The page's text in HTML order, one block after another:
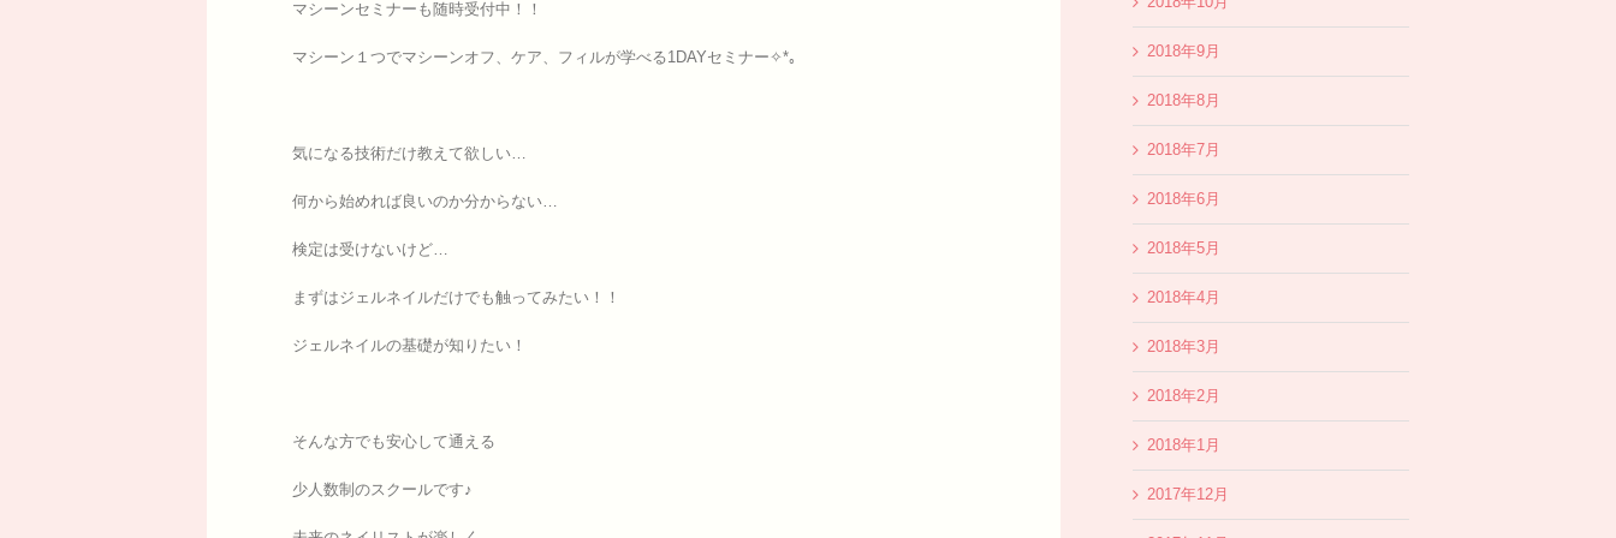
マシーンセミナーも随時受付中！！
マシーン１つでマシーンオフ、ケア、フィルが学べる1DAYセミナー✧*｡
気になる技術だけ教えて欲しい…
何から始めれば良いのか分からない…
検定は受けないけど…
まずはジェルネイルだけでも触ってみたい！！
ジェルネイルの基礎が知りたい！
そんな方でも安心して通える
少人数制のスクールです♪
2018年9月
2018年8月
2018年7月
2018年6月
2018年5月
2018年4月
2018年3月
2018年2月
2018年1月
2017年12月